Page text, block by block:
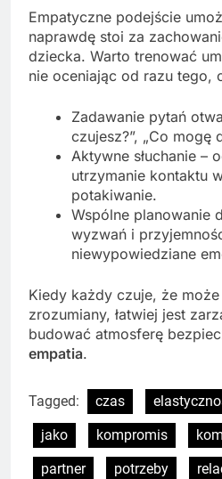
Empatyczne podejście
naprawdę stoi za
dziecka. Warto trenować
nie oceniając od razu tego,
Zadawanie pytań
czujesz?”, „Co mogę
Aktywne słuchanie –
utrzymanie kontaktu
potakiwanie.
Wspólne planowanie
wyzwań i
niewypowiedziane
Kiedy każdy czuje, że może
zrozumiany, łatwiej jest
budować atmosferę
empatia.
Tagged: czas
jako
kompromis
partner
potrzeby